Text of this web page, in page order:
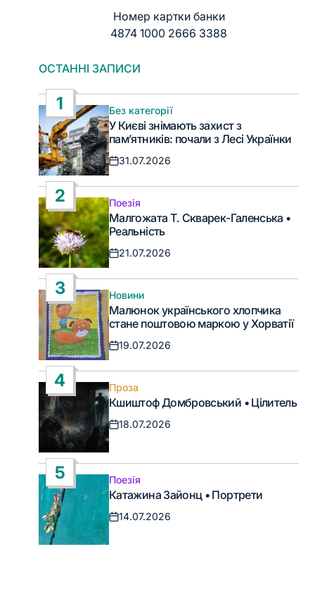
Номер картки банки
4874 1000 2666 3388
ОСТАННІ ЗАПИСИ
1
Опублікувати
у
Без категорії
У Києві знімають захист з
пам’ятників: почали з Лесі Українки
Дата
31.07.2026
2
Опублікувати
у
Поезія
Малгожата Т. Скварек-Галенська •
Реальність
Дата
21.07.2026
3
Опублікувати
у
Новини
Малюнок українського хлопчика
стане поштовою маркою у Хорватії
Дата
19.07.2026
4
Опублікувати
у
Проза
Кшиштоф Домбровський • Цілитель
Дата
запису
18.07.2026
5
Опублікувати
у
Поезія
Катажина Зайонц • Портрети
Дата
14.07.2026